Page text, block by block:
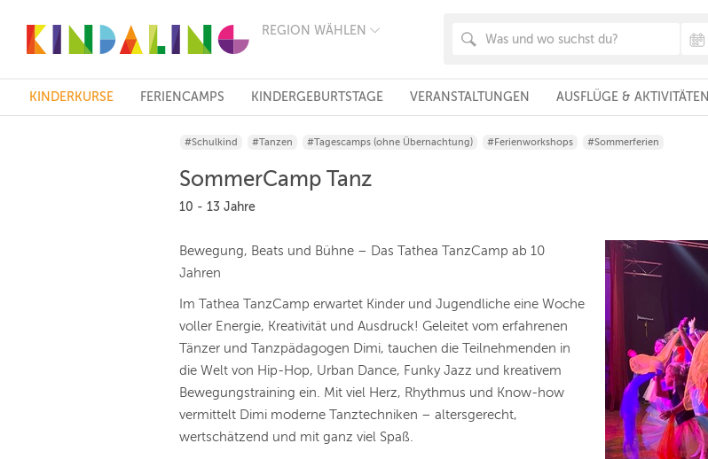
REGION WÄHLEN
FRANKFURT
KÖLN
STUTTGART
ESSEN
HANNOVER
WIEN
REGIONEN
KINDERKURSE FERIENCAMPS KINDERGEBURTSTAGE VERANSTALTUNGEN AUSFLÜGE & AKTIVITÄTEN
#Schulkind #Tanzen #Tagescamps (ohne Übernachtung) #Ferienworkshops #Sommerferien
SommerCamp Tanz
10 - 13 Jahre
Bewegung, Beats und Bühne – Das Tathea TanzCamp ab 10
Jahren
Im Tathea TanzCamp erwartet Kinder und Jugendliche eine Woche
voller Energie, Kreativität und Ausdruck! Geleitet vom erfahrenen
Tänzer und Tanzpädagogen Dimi, tauchen die Teilnehmenden in
die Welt von Hip-Hop, Urban Dance, Funky Jazz und kreativem
Bewegungstraining ein. Mit viel Herz, Rhythmus und Know-how
vermittelt Dimi moderne Tanztechniken – altersgerecht,
wertschätzend und mit ganz viel Spaß.